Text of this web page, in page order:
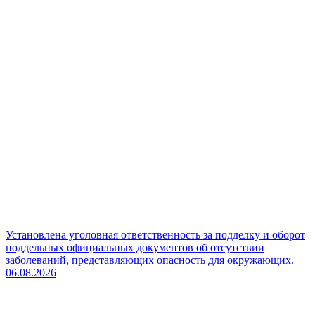
Установлена уголовная ответственность за подделку и оборот
поддельных официальных документов об отсутствии
заболеваний, представляющих опасность для окружающих.
06.08.2026